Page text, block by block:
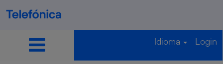
Idioma Login